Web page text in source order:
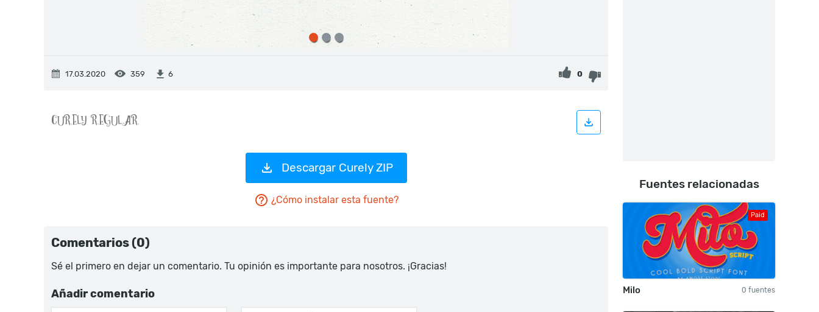
17.03.2020 359 6 0
Descargar Curely ZIP
¿Cómo instalar esta fuente?
Comentarios (0)
Sé el primero en dejar un comentario. Tu opinión es importante para nosotros. ¡Gracias!
Añadir comentario
Fuentes relacionadas
Paid
Milo 0 fuentes